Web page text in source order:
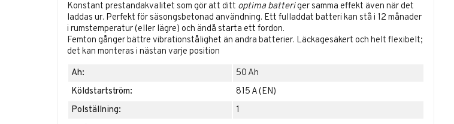
Konstant prestandakvalitet som gör att ditt optima batteriger samma effekt även när det
laddas ur. Perfekt för säsongsbetonad användning. Ett fulladdat batteri kan stå i 12 månader
i rumstemperatur (eller lägre) och ändå starta ett fordon.
Femton gånger bättre vibrationstålighet än andra batterier. Läckagesäkert och helt flexibelt;
det kan monteras i nästan varje position
Ah:
50 Ah
Köldstartström:
815 A (EN)
Polställning:
1